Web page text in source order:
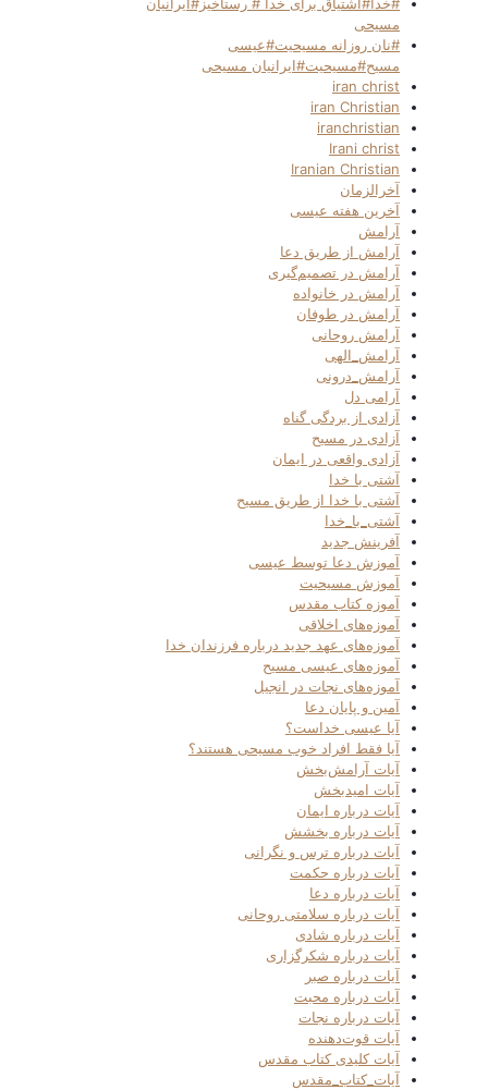
#خدا#اشتیاق برای خدا # رستاخیز#ایرانیان
مسیحی
#نان روزانه مسیحیت#عیسی
مسیح#مسیحیت#ایرانیان مسیحی
iran christ
iran Christian
iranchristian
Irani christ
Iranian Christian
آخرالزمان
آخرین هفته عیسی
آرامش
آرامش از طریق دعا
آرامش در تصمیم‌گیری
آرامش در خانواده
آرامش در طوفان
آرامش روحانی
آرامش_الهی
آرامش_درونی
آرامی دل
آزادی از بردگی گناه
آزادی در مسیح
آزادی واقعی در ایمان
آشتی با خدا
آشتی با خدا از طریق مسیح
آشتی_با_خدا
آفرینش جدید
آموزش دعا توسط عیسی
آموزش مسیحیت
آموزه کتاب مقدس
آموزه‌های اخلاقی
آموزه‌های عهد جدید درباره فرزندان خدا
آموزه‌های عیسی مسیح
آموزه‌های نجات در انجیل
آمین و پایان دعا
آیا عیسی خداست؟
آیا فقط افراد خوب مسیحی هستند؟
آیات آرامش‌بخش
آیات امیدبخش
آیات درباره ایمان
آیات درباره بخشش
آیات درباره ترس و نگرانی
آیات درباره حکمت
آیات درباره دعا
آیات درباره سلامتی روحانی
آیات درباره شادی
آیات درباره شکرگزاری
آیات درباره صبر
آیات درباره محبت
آیات درباره نجات
آیات قوت‌دهنده
آیات کلیدی کتاب مقدس
آیات_کتاب_مقدس